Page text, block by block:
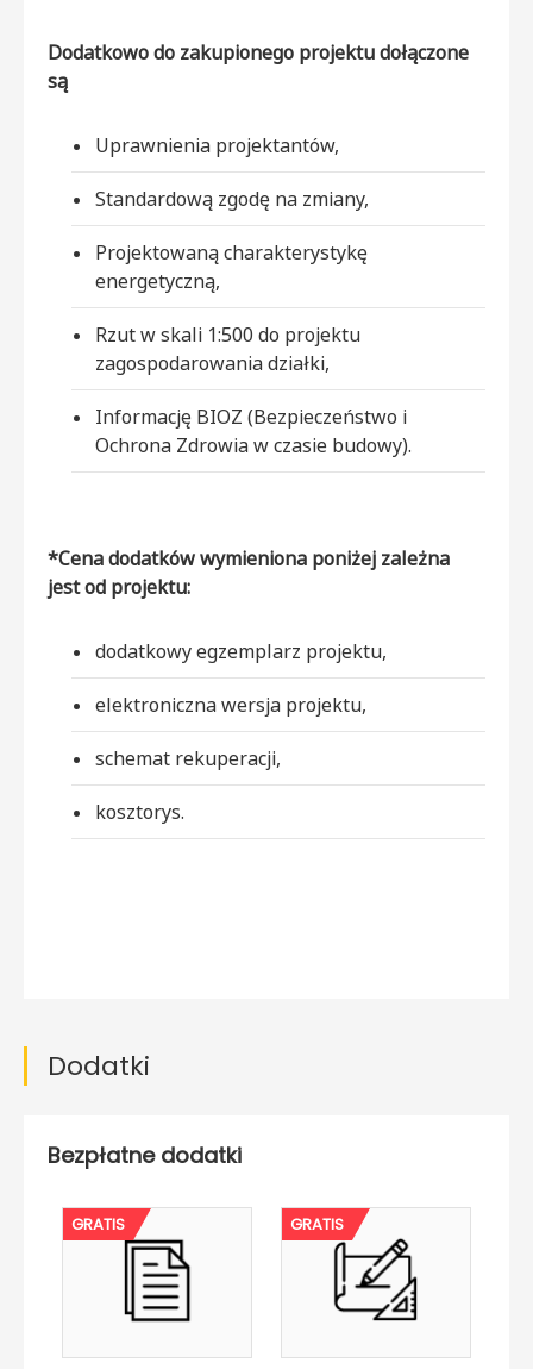
Dodatkowo do zakupionego projektu dołączone
są
Uprawnienia projektantów,
Standardową zgodę na zmiany,
Projektowaną charakterystykę
energetyczną,
Rzut w skali 1:500 do projektu
zagospodarowania działki,
Informację BIOZ (Bezpieczeństwo i
Ochrona Zdrowia w czasie budowy).
*Cena dodatków wymieniona poniżej zależna
jest od projektu:
dodatkowy egzemplarz projektu,
elektroniczna wersja projektu,
schemat rekuperacji,
kosztorys.
Dodatki
Bezpłatne dodatki
GRATIS GRATIS